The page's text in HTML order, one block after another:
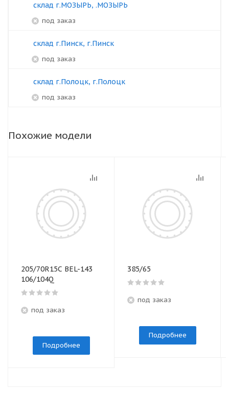
склад г.МОЗЫРЬ, .МОЗЫРЬ
под заказ
склад г.Пинск, г.Пинск
под заказ
склад г.Полоцк, г.Полоцк
под заказ
Похожие модели
205/70R15C BEL-143
106/104Q
под заказ
Подробнее
385/65
под заказ
Подробнее